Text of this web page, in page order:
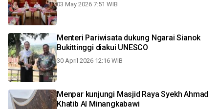
03 May 2026 7:51 WIB
Menteri Pariwisata dukung Ngarai Sianok
Bukittinggi diakui UNESCO
30 April 2026 12:16 WIB
Menpar kunjungi Masjid Raya Syekh Ahmad
Khatib Al Minangkabawi